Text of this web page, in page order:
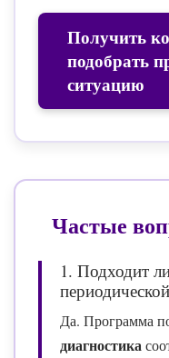
Получить
подобрать
ситуацию
Частые
1. Подходит
Да. Программа
диагностика